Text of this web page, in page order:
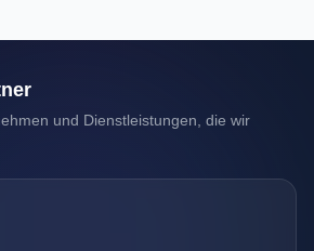
und Dienstleistungen, die wir